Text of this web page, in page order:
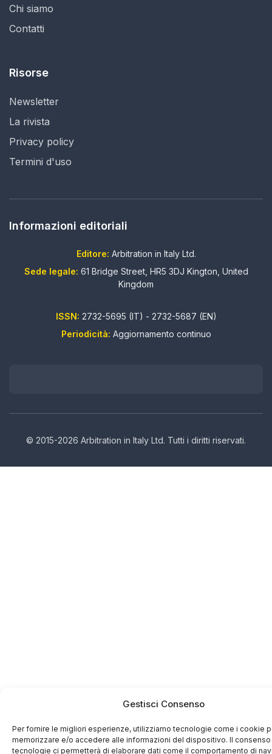
Gestisci Consenso
Per fornire le migliori esperienze, utilizziamo tecnologie come i cookie
memorizzare e/o accedere alle informazioni del dispositivo. Il
tecnologie ci permetterà di elaborare dati come il comportamento di
Chi siamo
Contatti
Risorse
Newsletter
La rivista
Privacy policy
Termini d'uso
Informazioni editoriali
Editore: Arbitration in Italy Ltd.
Sede legale: 61 Bridge Street, HR5 3DJ Kington, United
Kingdom
ISSN: 2732-5695 (IT) - 2732-5687 (EN)
Periodicità: Aggiornamento continuo
© 2015-2026 Arbitration in Italy Ltd. Tutti i diritti riservati.